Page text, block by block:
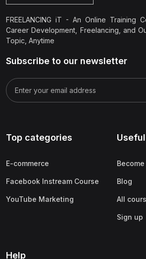
FREELANCING iT - An Online Training
Career Development, Freelancing, and
Topic, Anytime
Subscribe to our newsletter
Top categories
E-commerce
Facebook Instream Course
YouTube Marketing
Blog
All
Sign up
Help